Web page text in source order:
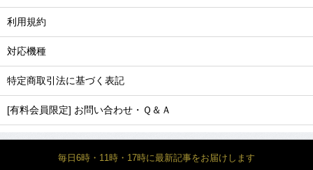
利用規約
対応機種
特定商取引法に基づく表記
[有料会員限定] お問い合わせ・Ｑ＆Ａ
毎日6時・11時・17時に最新記事をお届けします